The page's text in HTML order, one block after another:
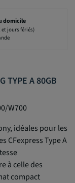
domicile
et jours fériés)
TYPE A 80GB
W700
idéales pour les
CFexpress Type A
à celle des
compact